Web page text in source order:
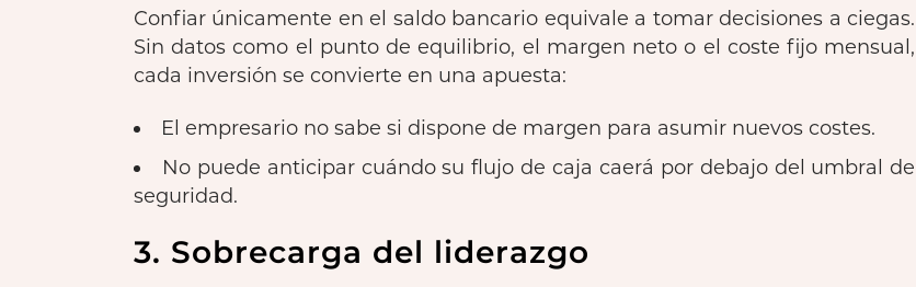
Confiar únicamente en el saldo bancario equivale a tomar decisiones a ciegas.
Sin datos como el punto de equilibrio, el margen neto o el coste fijo mensual,
cada inversión se convierte en una apuesta:
El empresario no sabe si dispone de margen para asumir nuevos costes.
No puede anticipar cuándo su flujo de caja caerá por debajo del umbral de
seguridad.
3. Sobrecarga del liderazgo